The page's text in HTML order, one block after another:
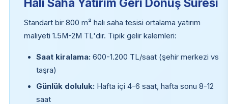
Standart bir 800 m² halı saha tesisi ortalama yatırım
maliyeti 1.5M-2M TL'dir. Tipik gelir kalemleri:
Saat kiralama: 600-1.200 TL/saat (şehir merkezi vs
taşra)
Günlük doluluk: Hafta içi 4-6 saat, hafta sonu 8-12
saat